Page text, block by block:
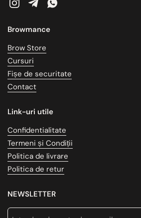
Instagram
TelegramWhatsApp
Browmance
Brow Store
Cursuri
Fișe de securitate
Contact
Link-uri utile
Confidentialitate
Termeni și Condiții
Politica de livrare
Politica de retur
NEWSLETTER